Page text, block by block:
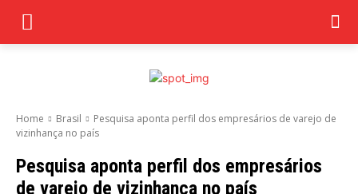
Home Brasil
Pesquisa aponta perfil dos empresários de varejo de
vizinhança no país
Pesquisa aponta perfil dos empresários
de varejo de vizinhança no país